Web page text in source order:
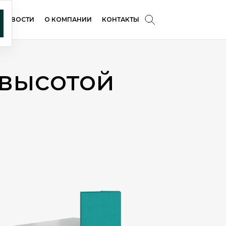
НОВОСТИ О КОМПАНИИ КОНТАКТЫ